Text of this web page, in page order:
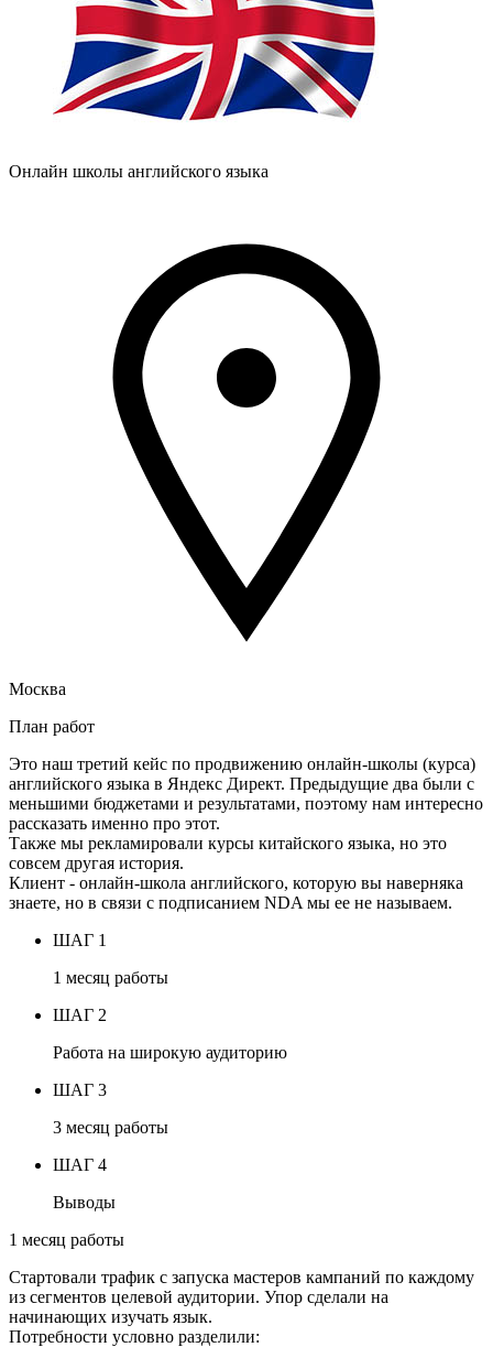
Онлайн школы английского языка
Москва
План работ
Это наш третий кейс по продвижению онлайн-школы (курса)
английского языка в Яндекс Директ. Предыдущие два были с
меньшими бюджетами и результатами, поэтому нам интересно
рассказать именно про этот.
Также мы рекламировали курсы китайского языка, но это
совсем другая история.
Клиент - онлайн-школа английского, которую вы наверняка
знаете, но в связи с подписанием NDA мы ее не называем.
ШАГ 1
1 месяц работы
ШАГ 2
Работа на широкую аудиторию
ШАГ 3
3 месяц работы
ШАГ 4
Выводы
1 месяц работы
Стартовали трафик с запуска мастеров кампаний по каждому
из сегментов целевой аудитории. Упор сделали на
начинающих изучать язык.
Потребности условно разделили: